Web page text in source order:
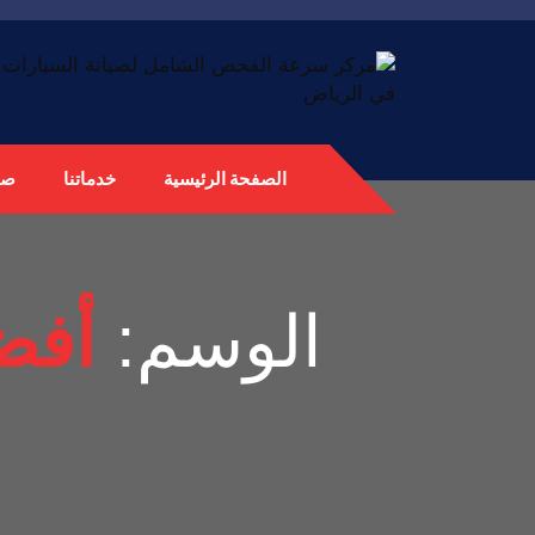
الصفحة الرئيسية خدماتنا
الوسم: